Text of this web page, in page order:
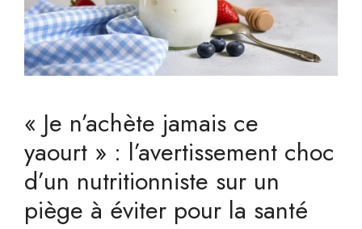
« Je n’achète jamais ce
yaourt » : l’avertissement choc
d’un nutritionniste sur un
piège à éviter pour la santé